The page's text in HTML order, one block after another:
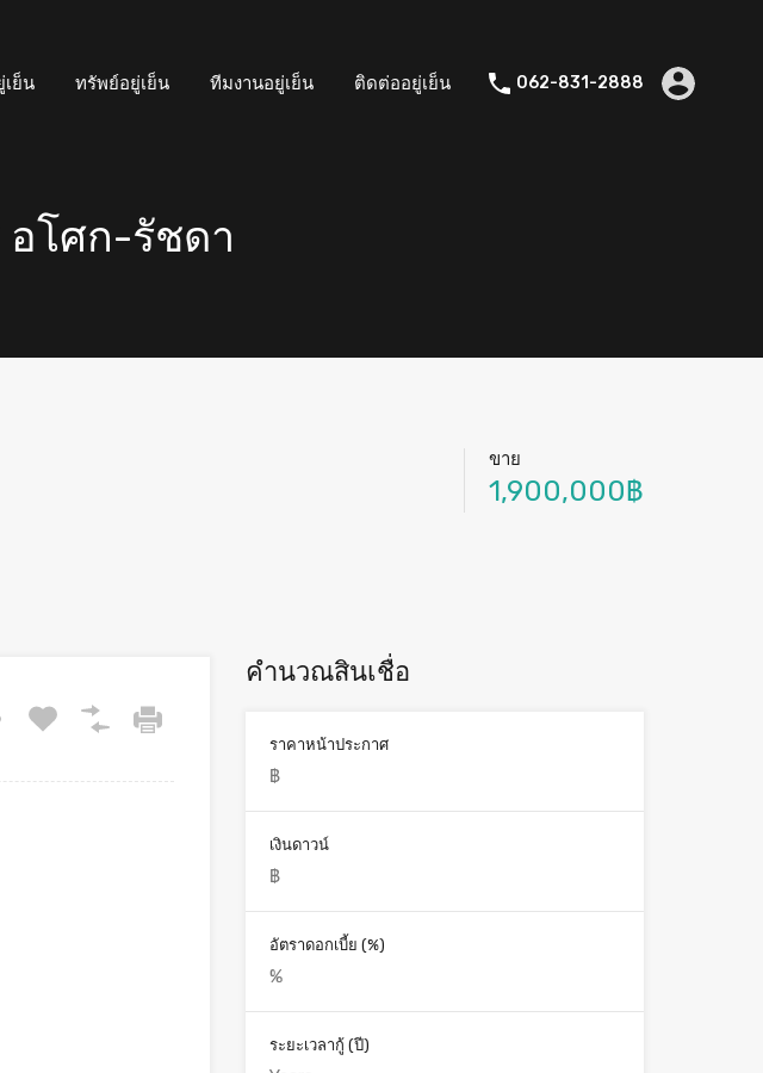
ย็น ทรัพย์อยู่เย็น ทีมงานอยู่เย็น ติดต่ออยู่เย็น 062-831-2888
อโศก-รัชดา
ขาย
1,900,000฿
คำนวณสินเชื่อ
ราคาหน้าประกาศ
เงินดาวน์
อัตราดอกเบี้ย (%)
ระยะเวลากู้ (ปี)